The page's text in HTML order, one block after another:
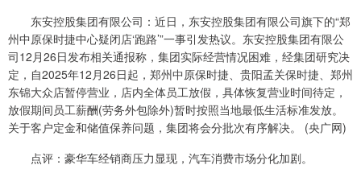
东安控股集团有限公司：近日，东安控股集团有限公司旗下的“郑
州中原保时捷中心疑闭店‘跑路’”一事引发热议。东安控股集团有限公
司12月26日发布相关通报称，集团实际经营情况困难，经集团研究决
定，自2025年12月26日起，郑州中原保时捷、贵阳孟关保时捷、郑州
东锦大众店暂停营业，店内全体员工放假，具体恢复营业时间待定，
放假期间员工薪酬(劳务外包除外)暂时按照当地最低生活标准发放。
关于客户定金和储值保养问题，集团将会分批次有序解决。 (央广网)
点评：豪华车经销商压力显现，汽车消费市场分化加剧。